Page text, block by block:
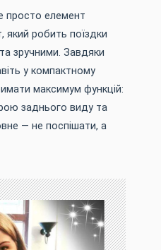
просто елемент
який робить поїздки
зручними. Завдяки
у компактному
максимум функцій:
заднього виду та
— не поспішати, а